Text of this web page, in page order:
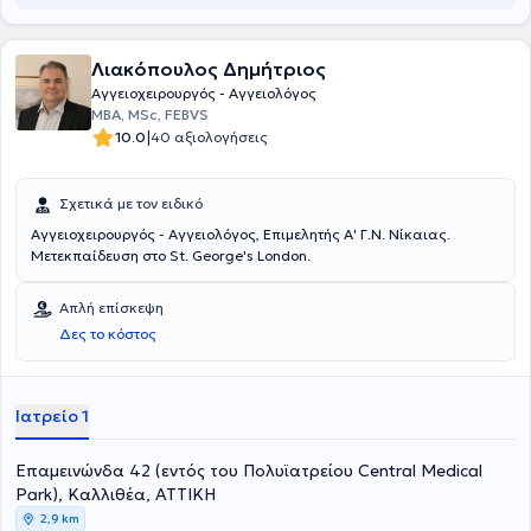
Πειραιώς.Λιακόπουλος Δημήτριος
Αγγειοχειρουργός - Αγγειολόγος
MBA, MSc, FEBVS
10.0|40 αξιολογήσεις
Σχετικά με τον ειδικό
Αγγειοχειρουργός - Αγγειολόγος, Επιμελητής Α' Γ.Ν. Νίκαιας.
Μετεκπαίδευση στο St. George's London.
Απλή επίσκεψη
Δες το κόστος
Ιατρείο 1
Επαμεινώνδα 42 (εντός του Πολυϊατρείου Central Medical
Park), Καλλιθέα, ΑΤΤΙΚΗ
2,9 km